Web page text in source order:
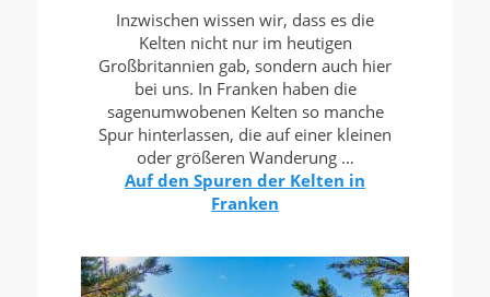
Inzwischen wissen wir, dass es die
Kelten nicht nur im heutigen
Großbritannien gab, sondern auch hier
bei uns. In Franken haben die
sagenumwobenen Kelten so manche
Spur hinterlassen, die auf einer kleinen
oder größeren Wanderung …
Auf den Spuren der Kelten in
Franken